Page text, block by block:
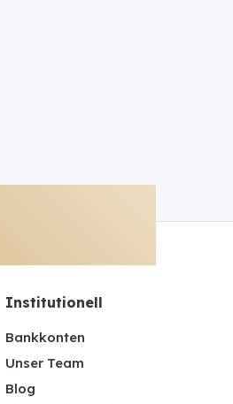
Institutionell
Bankkonten
Unser Team
Blog